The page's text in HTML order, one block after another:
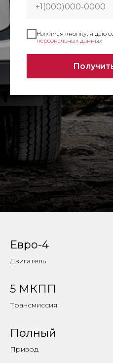
Нажимая кнопку, я даю
персональных данных
Евро-4
Двигатель
5 МКПП
Трансмиссия
Полный
Привод